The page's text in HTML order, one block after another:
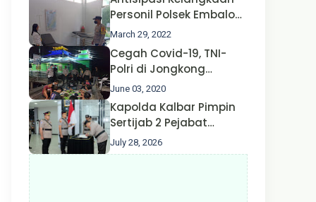
Nusa II Polda Kalbar*
Personil Polsek Embaloh
Hulu Gencar Lakukan
Pengecekan Oksigen
March 29, 2022
Cegah Covid-19, TNI-
Polri di Jongkong
Himbau Masyarakat
Jangan Kumpul Hinga
Larut Malam.
June 03, 2020
Kapolda Kalbar Pimpin
Sertijab 2 Pejabat
Utama dan 7 Kapolres,
AKBP Wisnu Perdana
July 28, 2026